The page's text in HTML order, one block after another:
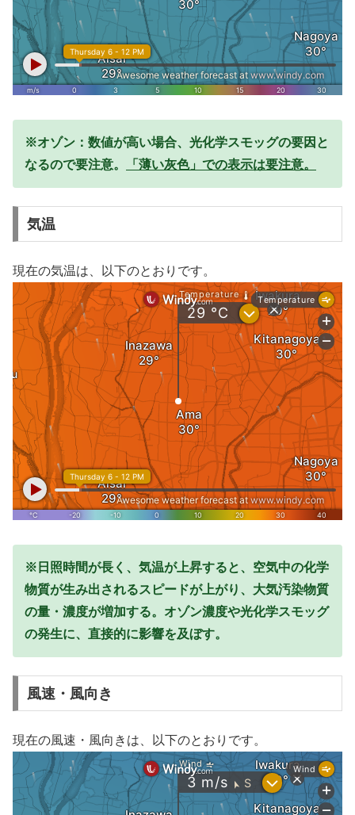
※オゾン：数値が高い場合、光化学スモッグの要因と
なるので要注意。
「薄い灰色」での表示は要注意。
気温
現在の気温は、以下のとおりです。
※日照時間が長く、気温が上昇すると、空気中の化学
物質が生み出されるスピードが上がり、大気汚染物質
の量・濃度が増加する。オゾン濃度や光化学スモッグ
の発生に、直接的に影響を及ぼす。
風速・風向き
現在の風速・風向きは、以下のとおりです。